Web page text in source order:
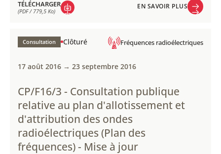
TÉLÉCHARGER
(PDF / 779,5 Ko)
(PDF / 779,5 Ko)
EN SAVOIR PLUS
Consultation Clôturé Fréquences radioélectriques
17 août 2016 → 23 septembre 2016
CP/F16/3 - Consultation publique
relative au plan d'allotissement et
d'attribution des ondes
radioélectriques (Plan des
fréquences) - Mise à jour